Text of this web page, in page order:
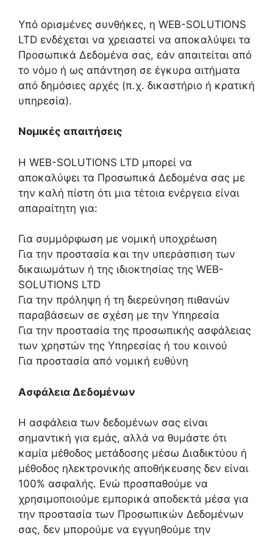
Υπό ορισμένες συνθήκες, η WEB-SOLUTIONS
LTD ενδέχεται να χρειαστεί να αποκαλύψει τα
Προσωπικά Δεδομένα σας, εάν απαιτείται από
το νόμο ή ως απάντηση σε έγκυρα αιτήματα
από δημόσιες αρχές (π.χ. δικαστήριο ή κρατική
υπηρεσία).
Νομικές απαιτήσεις
Η WEB-SOLUTIONS LTD μπορεί να
αποκαλύψει τα Προσωπικά Δεδομένα σας με
την καλή πίστη ότι μια τέτοια ενέργεια είναι
απαραίτητη για:
Για συμμόρφωση με νομική υποχρέωση
Για την προστασία και την υπεράσπιση των
δικαιωμάτων ή της ιδιοκτησίας της WEB-
SOLUTIONS LTD
Για την πρόληψη ή τη διερεύνηση πιθανών
παραβάσεων σε σχέση με την Υπηρεσία
Για την προστασία της προσωπικής ασφάλειας
των χρηστών της Υπηρεσίας ή του κοινού
Για προστασία από νομική ευθύνη
Ασφάλεια Δεδομένων
Η ασφάλεια των δεδομένων σας είναι
σημαντική για εμάς, αλλά να θυμάστε ότι
καμία μέθοδος μετάδοσης μέσω Διαδικτύου ή
μέθοδος ηλεκτρονικής αποθήκευσης δεν είναι
100% ασφαλής. Ενώ προσπαθούμε να
χρησιμοποιούμε εμπορικά αποδεκτά μέσα για
την προστασία των Προσωπικών Δεδομένων
σας, δεν μπορούμε να εγγυηθούμε την